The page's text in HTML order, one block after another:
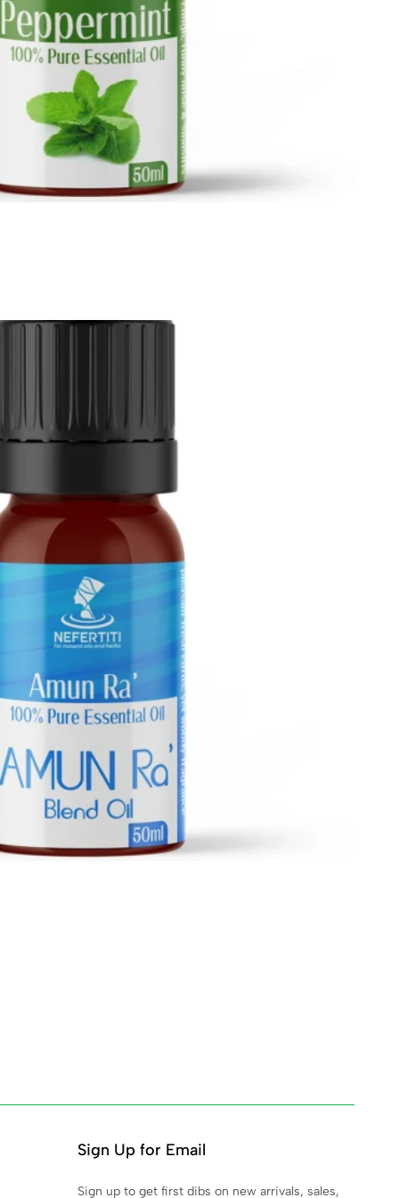
Sign Up for Email
Sign up to get first dibs on new arrivals, sales,